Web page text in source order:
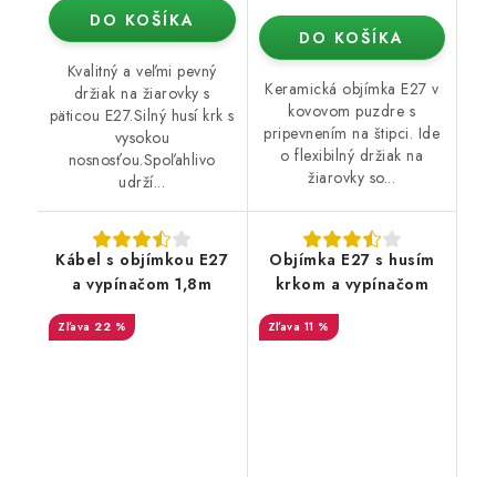
DO KOŠÍKA
Kvalitný a veľmi pevný
držiak na žiarovky s
päticou E27.Silný husí krk s
vysokou
nosnosťou.Spoľahlivo
udrží...
DO KOŠÍKA
Keramická objímka E27 v
kovovom puzdre s
pripevnením na štipci. Ide
o flexibilný držiak na
žiarovky so...
Kábel s objímkou E27
a vypínačom 1,8m
22 %
Objímka E27 s husím
krkom a vypínačom
11 %